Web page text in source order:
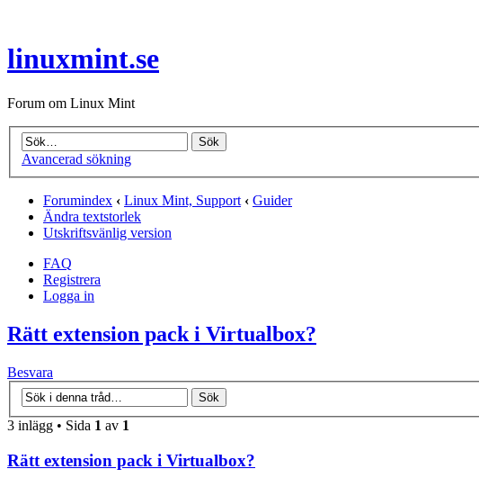
linuxmint.se
Forum om Linux Mint
Avancerad sökning
Forumindex ‹ Linux Mint, Support ‹ Guider
Ändra textstorlek
Utskriftsvänlig version
FAQ
Registrera
Logga in
Rätt extension pack i Virtualbox?
Besvara
3 inlägg • Sida 1 av 1
Rätt extension pack i Virtualbox?